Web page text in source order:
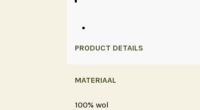
PRODUCT DETAILS
MATERIAAL
100% wol